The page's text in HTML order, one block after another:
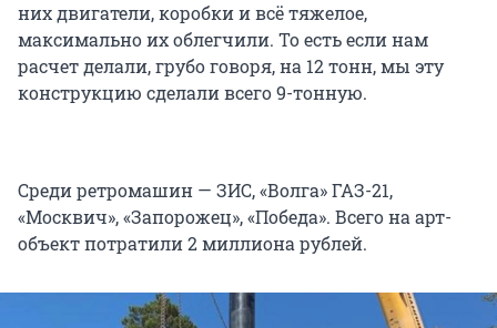
них двигатели, коробки и всё тяжелое,
максимально их облегчили. То есть если нам
расчет делали, грубо говоря, на 12 тонн, мы эту
конструкцию сделали всего 9-тонную.
Среди ретромашин — ЗИС, «Волга» ГАЗ-21,
«Москвич», «Запорожец», «Победа». Всего на арт-
объект потратили 2 миллиона рублей.